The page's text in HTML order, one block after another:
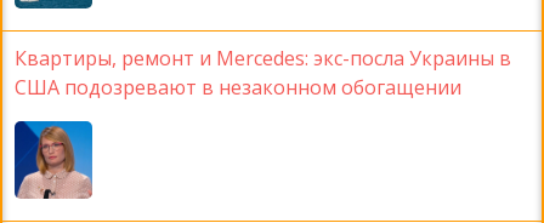
Квартиры, ремонт и Mercedes: экс-посла Украины в
США подозревают в незаконном обогащении